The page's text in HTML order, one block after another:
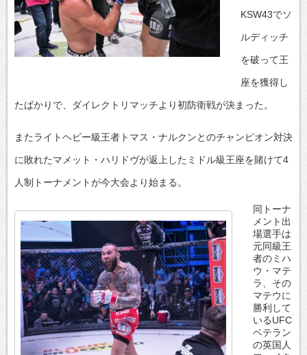
KSW43でソ
ルディッチ
を破って王
座を獲得し
たばかりで、ダイレクトリマッチより初防衛戦が決まった。
またライトヘビー級王者トマス・ナルクンとのチャンピオン対決
に敗れたマメット・ハリドヴが返上したミドル級王座を賭けて4
人制トーナメントが今大会より始まる。
同トーナ
メント出
場選手は
元同級王
者のミハ
ウ・マテ
ラ、その
マテウに
勝利して
いるUFC
ベテラン
の英国人